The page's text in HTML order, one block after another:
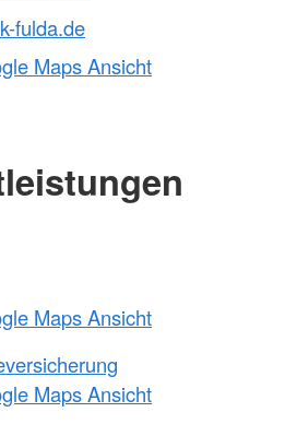
fulda.de
Maps Ansicht
Maps Ansicht
Maps Ansicht